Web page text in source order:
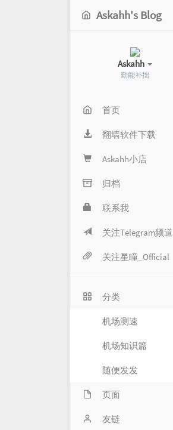
Askahh's Blog
Askahh
勤能补拙
首页
翻墙软件下载
Askahh小店
归档
联系我
关注Telegram频道
关注星瞳_Official
分类
机场测速
机场知识篇
随便发发
页面
777友链